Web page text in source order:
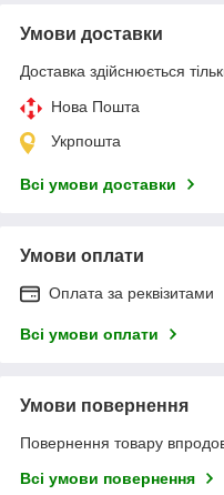
Умови доставки
Доставка здійснюється
Нова Пошта
Укрпошта
Всі умови доставки
Умови оплати
Оплата за реквізитами
Всі умови оплати
Умови повернення
Повернення товару
Всі умови повернення